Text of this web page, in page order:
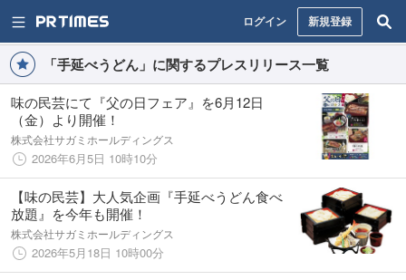
ログイン 新規登録
「手延べうどん」に関するプレスリリース一覧
味の民芸にて『父の日フェア』を6月12日
（金）より開催！
株式会社サガミホールディングス
2026年6月5日 10時10分
【味の民芸】大人気企画『手延べうどん食べ
放題』を今年も開催！
株式会社サガミホールディングス
2026年5月18日 10時00分